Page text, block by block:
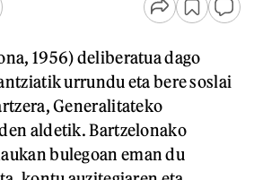
1956) deliberatua dago
urrundu eta bere soslai
Generalitateko
aldetik. Bartzelonako
bulegoan eman du